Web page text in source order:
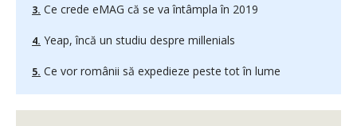
Ce crede eMAG că se va întâmpla în 2019
Yeap, încă un studiu despre millenials
Ce vor românii să expedieze peste tot în lume